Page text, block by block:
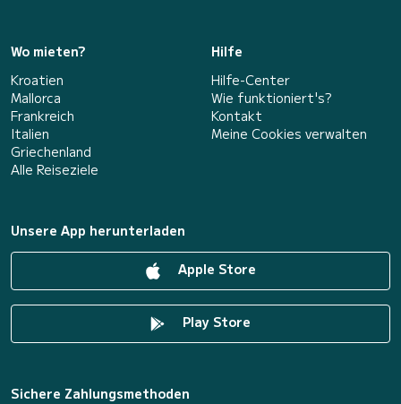
Wo mieten?
Kroatien
Mallorca
Frankreich
Italien
Griechenland
Alle Reiseziele
Hilfe
Hilfe-Center
Wie funktioniert's?
Kontakt
Meine Cookies verwalten
Unsere App herunterladen
Apple Store
Play Store
Sichere Zahlungsmethoden